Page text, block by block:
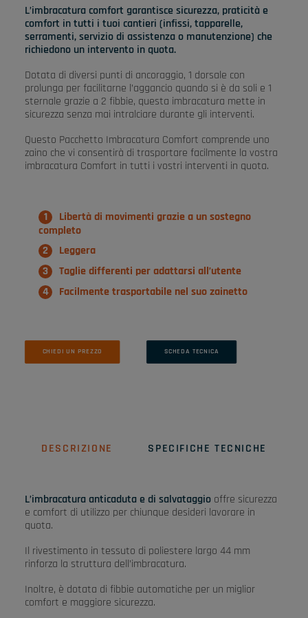
L’imbracatura comfort garantisce sicurezza, praticità e
comfort in tutti i tuoi cantieri (infissi, tapparelle,
serramenti, servizio di assistenza o manutenzione) che
richiedono un intervento in quota.
Dotata di diversi punti di ancoraggio, 1 dorsale con
prolunga per facilitarne l’aggancio quando si è da soli e 1
sternale grazie a 2 fibbie, questa imbracatura mette in
sicurezza senza mai intralciare durante gli interventi.
Questo Pacchetto Imbracatura Comfort comprende uno
zaino che vi consentirà di trasportare facilmente la vostra
imbracatura Comfort in tutti i vostri interventi in quota.
Libertà di movimenti grazie a un sostegno
completo
Leggera
Taglie differenti per adattarsi all’utente
Facilmente trasportabile nel suo zainetto
CHIEDI UN PREZZO SCHEDA TECNICA
DESCRIZIONE SPECIFICHE TECNICHE
L’imbracatura anticaduta e di salvataggio offre sicurezza
e comfort di utilizzo per chiunque desideri lavorare in
quota.
Il rivestimento in tessuto di poliestere largo 44 mm
rinforza la struttura dell’imbracatura.
Inoltre, è dotata di fibbie automatiche per un miglior
comfort e maggiore sicurezza.